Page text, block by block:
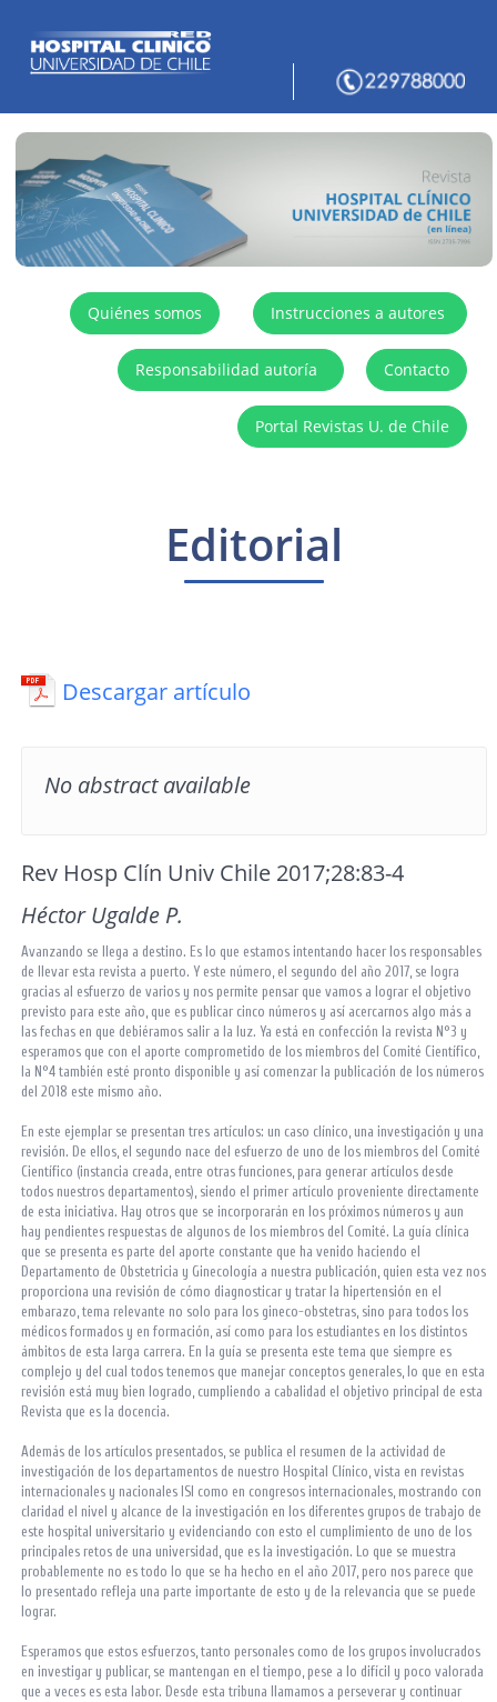
Quiénes somos Instrucciones a autores
Responsabilidad autoría Contacto
Portal Revistas U. de Chile
Editorial
Descargar artículo
No abstract available
Rev Hosp Clín Univ Chile 2017;28:83-4
Héctor Ugalde P.
Avanzando se llega a destino. Es lo que estamos intentando hacer los responsables
de llevar esta revista a puerto. Y este número, el segundo del año 2017, se logra
gracias al esfuerzo de varios y nos permite pensar que vamos a lograr el objetivo
previsto para este año, que es publicar cinco números y así acercarnos algo más a
las fechas en que debiéramos salir a la luz. Ya está en confección la revista N°3 y
esperamos que con el aporte comprometido de los miembros del Comité Científico,
la N°4 también esté pronto disponible y así comenzar la publicación de los números
del 2018 este mismo año.
En este ejemplar se presentan tres artículos: un caso clínico, una investigación y una
revisión. De ellos, el segundo nace del esfuerzo de uno de los miembros del Comité
Científico (instancia creada, entre otras funciones, para generar artículos desde
todos nuestros departamentos), siendo el primer artículo proveniente directamente
de esta iniciativa. Hay otros que se incorporarán en los próximos números y aun
hay pendientes respuestas de algunos de los miembros del Comité. La guía clínica
que se presenta es parte del aporte constante que ha venido haciendo el
Departamento de Obstetricia y Ginecología a nuestra publicación, quien esta vez nos
proporciona una revisión de cómo diagnosticar y tratar la hipertensión en el
embarazo, tema relevante no solo para los gineco-obstetras, sino para todos los
médicos formados y en formación, así como para los estudiantes en los distintos
ámbitos de esta larga carrera. En la guía se presenta este tema que siempre es
complejo y del cual todos tenemos que manejar conceptos generales, lo que en esta
revisión está muy bien logrado, cumpliendo a cabalidad el objetivo principal de esta
Revista que es la docencia.
Además de los artículos presentados, se publica el resumen de la actividad de
investigación de los departamentos de nuestro Hospital Clínico, vista en revistas
internacionales y nacionales ISI como en congresos internacionales, mostrando con
claridad el nivel y alcance de la investigación en los diferentes grupos de trabajo de
este hospital universitario y evidenciando con esto el cumplimiento de uno de los
principales retos de una universidad, que es la investigación. Lo que se muestra
probablemente no es todo lo que se ha hecho en el año 2017, pero nos parece que
lo presentado refleja una parte importante de esto y de la relevancia que se puede
lograr.
Esperamos que estos esfuerzos, tanto personales como de los grupos involucrados
en investigar y publicar, se mantengan en el tiempo, pese a lo difícil y poco valorada
que a veces es esta labor. Desde esta tribuna llamamos a perseverar y continuar